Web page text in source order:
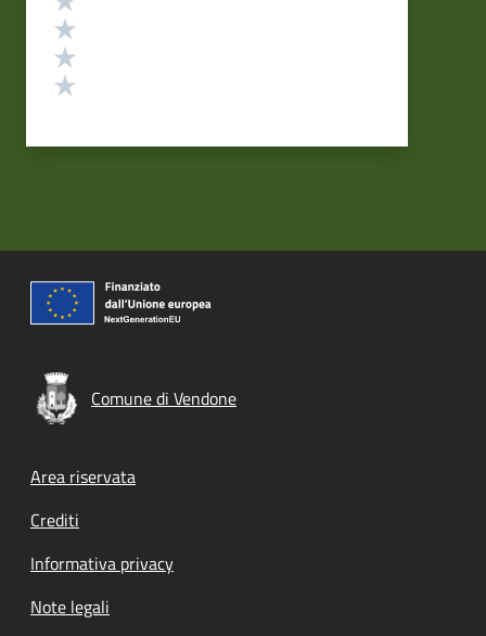
Comune di Vendone
Footer menu
Area riservata
Crediti
Informativa privacy
Note legali